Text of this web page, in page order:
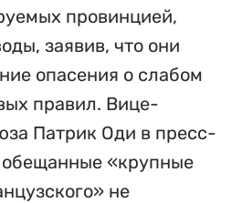
провинцией,
заявив, что они
опасения о слабом
правил. Вице-
Патрик Оди в пресс-
обещанные «крупные
не